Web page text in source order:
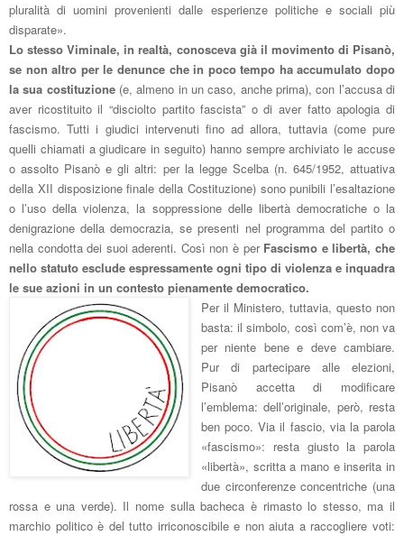
pluralità di uomini provenienti dalle esperienze politiche e sociali più
disparate».
Lo stesso Viminale, in realtà, conosceva già il movimento di Pisanò,
se non altro per le denunce che in poco tempo ha accumulato dopo
la sua costituzione(e, almeno in un caso, anche prima), con l’accusa di
aver ricostituito il “disciolto partito fascista” o di aver fatto apologia di
fascismo. Tutti i giudici intervenuti fino ad allora, tuttavia (come pure
quelli chiamati a giudicare in seguito) hanno sempre archiviato le accuse
o assolto Pisanò e gli altri: per la legge Scelba (n. 645/1952, attuativa
della XII disposizione finale della Costituzione) sono punibili l’esaltazione
o l’uso della violenza, la soppressione delle libertà democratiche o la
denigrazione della democrazia, se presenti nel programma del partito o
nella condotta dei suoi aderenti. Così non è per Fascismo e libertà, che
nello statuto esclude espressamente ogni tipo di violenza e inquadra
le sue azioni in un contesto pienamente democratico.
Per il Ministero, tuttavia, questo non
basta: il simbolo, così com’è, non va
per niente bene e deve cambiare.
Pur di parteciparealle elezioni,
Pisanò accetta di modificare
l’emblema: dell’originale, però, resta
ben poco. Via il fascio, via la parola
«fascismo»: resta giusto la parola
«libertà», scritta a mano einserita in
due circonferenze concentriche (una
rossa e una verde). Il nome sulla bacheca è rimasto lo stesso, ma il
marchio politico è del tutto irriconoscibile e non aiuta a raccogliere voti: